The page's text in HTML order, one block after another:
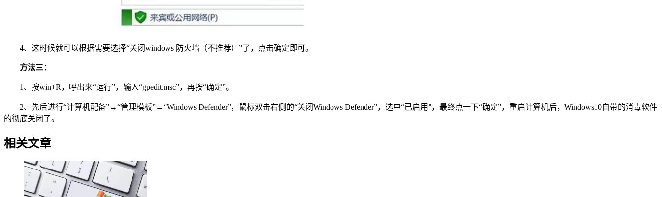
4、这时候就可以根据需要选择“关闭windows 防火墙（不推荐）”了，点击确定即可。
方法三：
1、按win+R，呼出来“运行”，输入“gpedit.msc”，再按“确定”。
2、先后进行“计算机配备”→“管理模板”→“Windows Defender”，鼠标双击右侧的“关闭Windows Defender”，选中“已启用”，最终点一下“确定”，重启计算机后，Windows10自带的消毒软件
的彻底关闭了。
相关文章